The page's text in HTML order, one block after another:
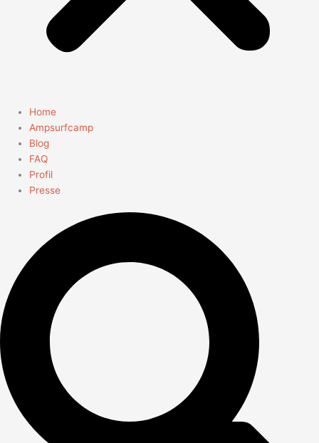
Home
Ampsurfcamp
Blog
FAQ
Profil
Presse